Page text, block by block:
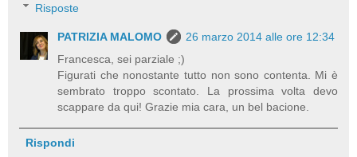
Risposte
PATRIZIA MALOMO
26 marzo 2014 alle ore 12:34
Francesca, sei parziale ;)
Figurati che nonostante tutto non sono contenta. Mi è
sembrato troppo scontato. La prossima volta devo
scappare da qui! Grazie mia cara, un bel bacione.
Rispondi